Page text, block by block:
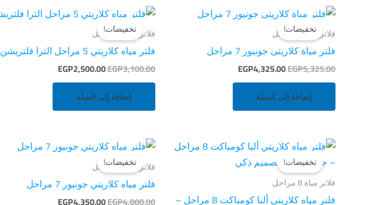
تخفيضات!فلاتر مياه 7 مراحل
فلتر مياة كلاريتى جونيور 7 مراحل
EGP5,325.00
السعر
الأصلي
هو:
EGP5,325.00.
EGP4,325.00
السعر
الحالي
إضافة إلى السلة
تخفيضات!فلاتر مياه 5 مراحل
فلتر مياه كلاريتي 5 مراحل الترا فلتريشن
EGP3,100.00
السعر
الأصلي
هو:
EGP3,100.00.
EGP2,500.00
السعر
الحالي
إضافة إلى السلة
تخفيضات!
فلاتر مياة 8 مراحل
فلتر مياه كلاريتي ألبا كومباكت 8 مراحل –
السعر
الأصلي
هو:
EGP7,200.00.
السعر
الحالي
هو: تخفيضات!فلاتر مياه 7 مراحل
فلتر مياه كلاريتي جونيور 7 مراحل
EGP4,800.00
السعر
الأصلي
هو:
EGP4,800.00.
EGP4,350.00
السعر
الحالي